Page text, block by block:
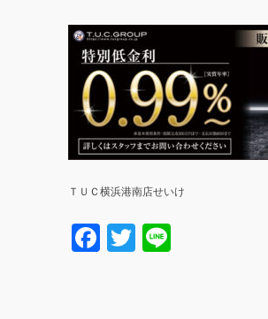
ＴＵＣ横浜港南店せいけ
Facebook
Twitter